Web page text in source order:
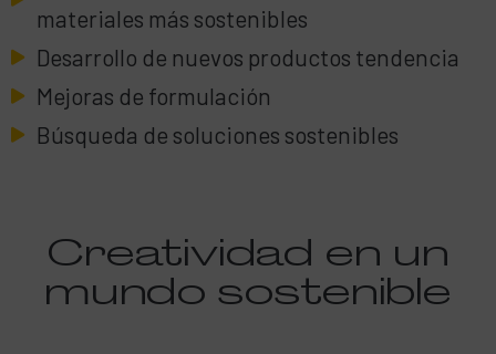
materiales más sostenibles
Desarrollo de nuevos productos tendencia
Mejoras de formulación
Búsqueda de soluciones sostenibles
Creatividad en un
mundo sostenible